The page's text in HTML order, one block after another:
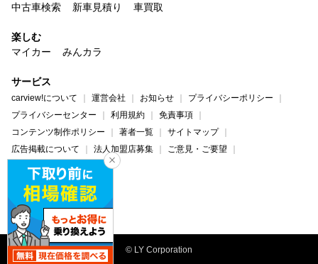
中古車検索
新車見積り 車買取
楽しむ
マイカー
みんカラ
サービス
carview!について 運営会社 お知らせ
プライバシーポリシー
プライバシーセンター
利用規約
免責事項
コンテンツ制作ポリシー
著者一覧
サイトマップ
広告掲載について
法人加盟店募集
ご意見・ご要望
ヘルプ・お問い合わせ
carview! Yahoo! JAPAN
© LY Corporation